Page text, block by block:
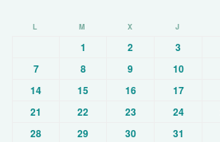
L M X J
1 2 3
7
8 9 10
14
15 16 17
21
22 23 24
28
29 30 31